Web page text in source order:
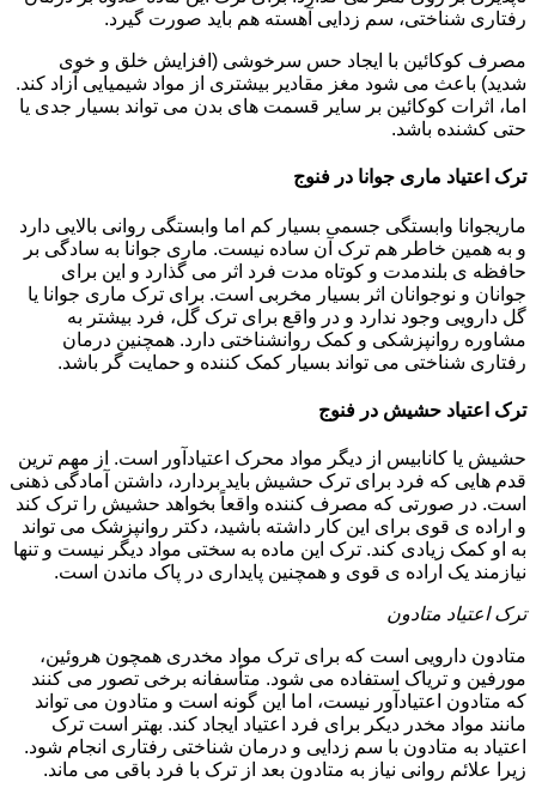
رفتاری شناختی، سم زدایی آهسته هم باید صورت گیرد.
مصرف کوکائین با ایجاد حس سرخوشی (افزایش خلق و خوی
شدید) باعث می شود مغز مقادیر بیشتری از مواد شیمیایی آزاد کند.
اما، اثرات کوکائین بر سایر قسمت های بدن می تواند بسیار جدی یا
حتی کشنده باشد.
ترک اعتیاد ماری جوانا در فنوج
ماریجوانا وابستگی جسمی بسیار کم اما وابستگی روانی بالایی دارد
و به همین خاطر هم ترک آن ساده نیست. ماری جوانا به سادگی بر
حافظه ی بلندمدت و کوتاه مدت فرد اثر می گذارد و این برای
جوانان و نوجوانان اثر بسیار مخربی است. برای ترک ماری جوانا یا
گل دارویی وجود ندارد و در واقع برای ترک گل، فرد بیشتر به
مشاوره روانپزشکی و کمک روانشناختی دارد. همچنین درمان
رفتاری شناختی می تواند بسیار کمک کننده و حمایت گر باشد.
ترک اعتیاد حشیش در فنوج
حشیش یا کانابیس از دیگر مواد محرک اعتیادآور است. از مهم ترین
قدم هایی که فرد برای ترک حشیش باید بردارد، داشتن آمادگی ذهنی
است. در صورتی که مصرف کننده واقعاً بخواهد حشیش را ترک کند
و اراده ی قوی برای این کار داشته باشید، دکتر روانپزشک می تواند
به او کمک زیادی کند. ترک این ماده به سختی مواد دیگر نیست و تنها
نیازمند یک اراده ی قوی و همچنین پایداری در پاک ماندن است.
ترک اعتیاد متادون
متادون دارویی است که برای ترک مواد مخدری همچون هروئین،
مورفین و تریاک استفاده می شود. متأسفانه برخی تصور می کنند
که متادون اعتیادآور نیست، اما این گونه است و متادون می تواند
مانند مواد مخدر دیکر برای فرد اعتیاد ایجاد کند. بهتر است ترک
اعتیاد به متادون با سم زدایی و درمان شناختی رفتاری انجام شود.
زیرا علائم روانی نیاز به متادون بعد از ترک با فرد باقی می ماند.